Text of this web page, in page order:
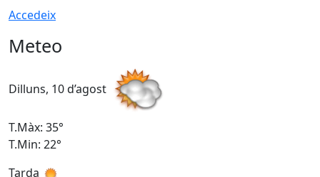
Accedeix
Meteo
Dilluns, 10 d’agost
T.Màx: 35°
T.Min: 22°
Tarda